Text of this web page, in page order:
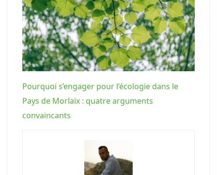
Pourquoi s’engager pour l’écologie dans le
Pays de Morlaix : quatre arguments
convaincants